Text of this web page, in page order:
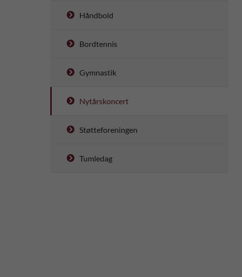
Håndbold
Bordtennis
Gymnastik
Nytårskoncert
Støtteforeningen
Tumledag